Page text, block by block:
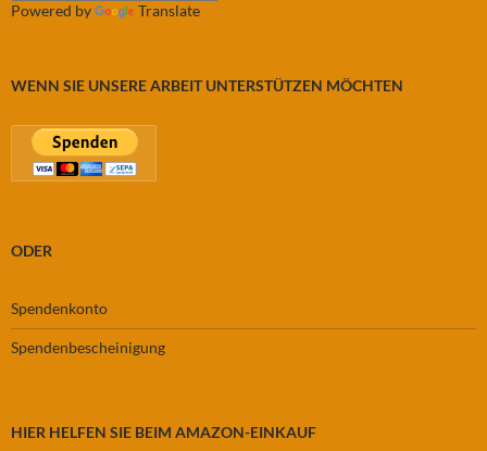
Powered by Translate
WENN SIE UNSERE ARBEIT UNTERSTÜTZEN MÖCHTEN
ODER
Spendenkonto
Spendenbescheinigung
HIER HELFEN SIE BEIM AMAZON-EINKAUF